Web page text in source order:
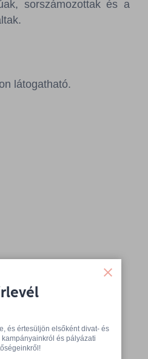
sorszámozottak és a
látogatható.
cikkek
és értesüljön elsőként divat- és
és pályázati